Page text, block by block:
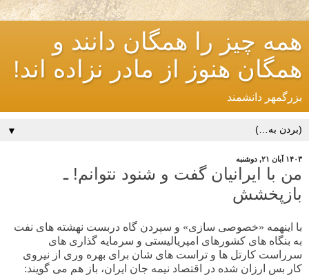
همه چیز را همگان دانند و
همگان هنوز از مادر نزاده اند!
بزرگمهر دانشمند
▼
۱۴۰۳ آبان ۲۱, دوشنبه
من با ایرانیان گفت و شنود نتوانم! ـ
بازپخشش
با اینهمه «خصوصی سازی» و سپردن گاه دربست نهشته های نفت
به بنگاه های کشورهای امپریالیستی و سرمایه گذاری های
سرراست کارتل ها و تراست های شان برای بهره وری از نیروی
کار بس ارزان شده در اقتصاد نیمه جان ایران، باز هم می گویند: